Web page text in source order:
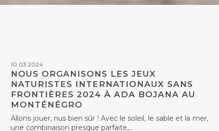
10.03.2024.
NOUS ORGANISONS LES JEUX
NATURISTES INTERNATIONAUX SANS
FRONTIÈRES 2024 À ADA BOJANA AU
MONTÉNÉGRO
Allons jouer, nus bien sûr ! Avec le soleil, le sable et la mer,
une combinaison presque parfaite,…